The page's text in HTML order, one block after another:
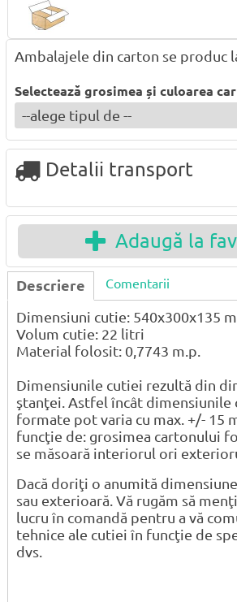
Ambalajele din carton se produc
Selectează grosimea și culoarea
Detalii transport
Adaugă la
Descriere Comentarii
Dimensiuni cutie: 540x300x135
Volum cutie: 22 litri
Material folosit: 0,7743 m.p.
Dimensiunile cutiei rezultă din
ştanţei. Astfel încât dimensiunile
formate pot varia cu max. +/- 15
funcţie de: grosimea cartonului
se măsoară interiorul ori
Dacă doriţi o anumită
sau exterioară. Vă rugăm să
lucru în comandă pentru a vă
tehnice ale cutiei în funcţie de
dvs.